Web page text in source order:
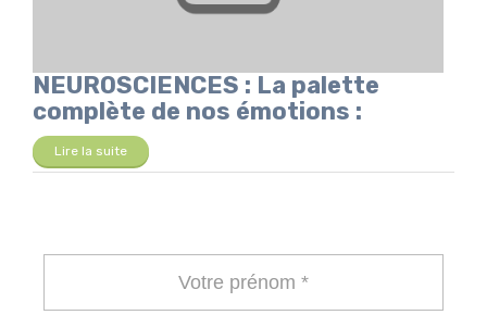
NEUROSCIENCES : La palette
complète de nos émotions :
Lire la suite